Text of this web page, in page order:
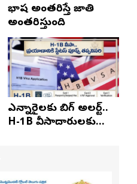
భాష అంతరిస్తే జాతి
అంతరిస్తుంది
ఎన్నారైలకు బిగ్ అలర్ట్..
H-1B వీసాదారులకు